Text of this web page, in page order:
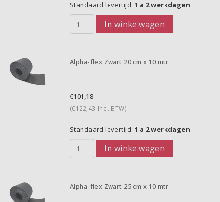
Standaard levertijd: 1 a 2 werkdagen
In winkelwagen
Alpha-flex Zwart 20 cm x 10 mtr
€101,18
(€122,43 Incl. BTW)
Standaard levertijd: 1 a 2 werkdagen
In winkelwagen
Alpha-flex Zwart 25 cm x 10 mtr